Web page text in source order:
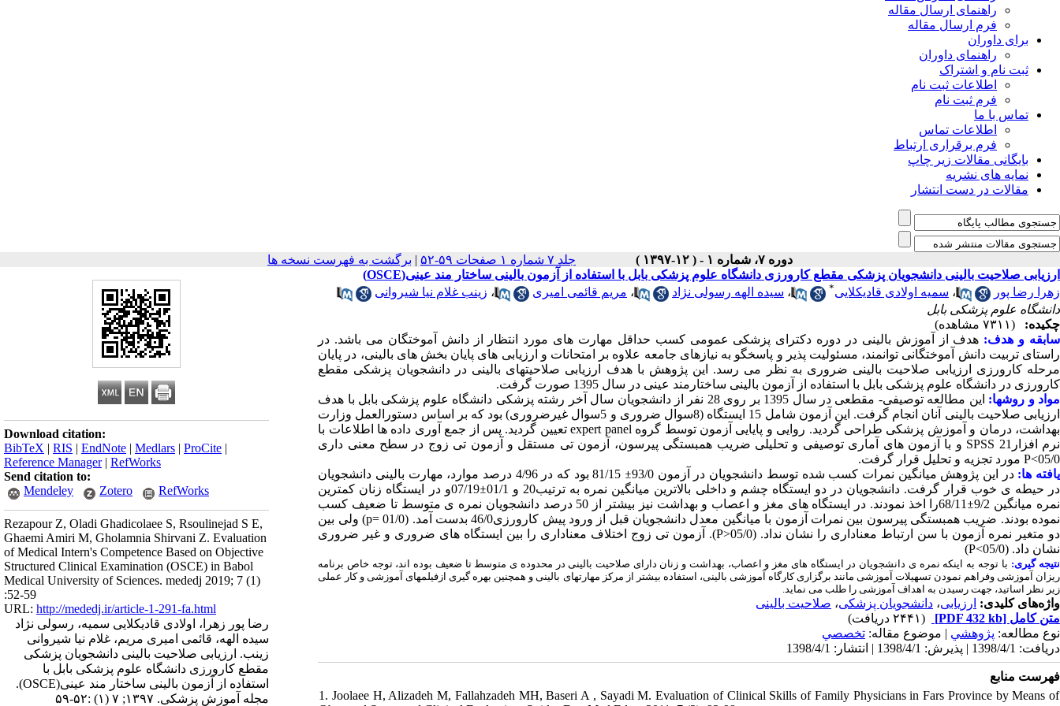
راهنمای ارسال مقاله
فرم ارسال مقاله
برای داوران
راهنمای داوران
ثبت نام و اشتراک
اطلاعات ثبت نام
فرم ثبت نام
تماس با ما
اطلاعات تماس
فرم برقراری ارتباط
بایگانی مقالات زیر چاپ
نمایه های نشریه
مقالات در دست انتشار
دوره ۷، شماره ۱ - ( ۱۲-۱۳۹۷ ) جلد ۷ شماره ۱ صفحات ۵۹-۵۲ | برگشت به فهرست نسخه ها
Download citation:
BibTeX | RIS | EndNote | Medlars | ProCite |
Reference Manager| RefWorks
Send citation to:
Mendeley
Zotero RefWorks
Rezapour Z, Oladi Ghadicolaee S, Rsoulinejad S E,
Ghaemi Amiri M, Gholamnia Shirvani Z. Evaluation
of Medical Intern's Competence Based on Objective
Structured Clinical Examination (OSCE) in Babol
Medical University of Sciences. mededj 2019; 7 (1)
:52-59
URL: http://mededj.ir/article-1-291-fa.html
رضا پور زهرا، اولادی قادیکلایی سمیه، رسولی نژاد
سیده الهه، قائمی امیری مریم، غلام نیا شیروانی
زینب. ارزیابی صلاحیت بالینی دانشجویان پزشکی
مقطع کارورزی دانشگاه علوم پزشکی بابل با
استفاده از آزمون بالینی ساختار مند عینی(OSCE).
مجله آموزش پزشکی. ۱۳۹۷; ۷ (۱) :۵۲-۵۹
ارزیابی صلاحیت بالینی دانشجویان پزشکی مقطع کارورزی دانشگاه علوم پزشکی بابل با استفاده از آزمون بالینی ساختار مند عینی(OSCE)
زهرا رضا پور
، سمیه اولادی قادیکلایی* ، سیده الهه رسولی نژاد ، مریم قائمی امیری ، زینب غلام نیا شیروانی
دانشگاه علوم پزشکی بابل
چکیده:
(۷۳۱۱ مشاهده)
سابقه و هدف: هدف از آموزش بالینی در دوره دکترای پزشکی عمومی کسب حداقل مهارت های مورد انتظار از دانش آموختگان می باشد. در
راستای تربیت دانش آموختگانی توانمند، مسئولیت پذیر و پاسخگو به نیازهای جامعه علاوه بر امتحانات و ارزیابی های پایان بخش های بالینی، در پایان
مرحله کارورزی ارزیابی صلاحیت بالینی ضروری به نظر می رسد. این پژوهش با هدف ارزیابی صلاحیتهای بالینی در دانشجویان پزشکی مقطع
کارورزی در دانشگاه علوم پزشکی بابل با استفاده از آزمون بالینی ساختارمند عینی در سال 1395 صورت گرفت.
مواد و روشها:
این مطالعه توصیفی- مقطعی در سال 1395 بر روی 28 نفر از دانشجویان سال آخر رشته پزشکی دانشگاه علوم پزشکی بابل با هدف
ارزیابی صلاحیت بالینی آنان انجام گرفت. این آزمون شامل 15 ایستگاه (8سوال ضروری و 5سوال غیرضروری) بود که بر اساس دستورالعمل وزارت
بهداشت، درمان و آموزش پزشکی طراحی گردید. روایی و پایایی آزمون توسط گروه expert panelتعیین گردید. پس از جمع آوری داده ها اطلاعات با
نرم افزار21
SPSS و با آزمون های آماری توصیفی و تحلیلی ضریب همبستگی پیرسون، آزمون تی مستقل و آزمون تی زوج در سطح معنی داری
05/0>
P مورد تجزیه و تحلیل قرار گرفت.
یافته ها: در این پژوهش میانگین نمرات کسب شده توسط دانشجویان در آزمون 93/0 ±
81/15 بود که در 4/96 درصد موارد، مهارت بالینی دانشجویان
در حیطه ی خوب قرار گرفت. دانشجویان در دو ایستگاه چشم و داخلی بالاترین میانگین نمره به ترتیب20 و 01/1
±
07/19و در ایستگاه زنان کمترین
نمره میانگین 9/2
±
68/11را اخذ نمودند. در ایستگاه های مغز و اعصاب و بهداشت نیز بیشتر از 50 درصد دانشجویان نمره ی متوسط تا ضعیف کسب
نموده بودند. ضریب همبستگی پیرسون بین نمرات آزمون با میانگین معدل دانشجویان قبل از ورود پیش کارورزی46/0 بدست آمد. (01/0
p=) ولی بین
دو متغیر نمره آزمون با سن ارتباط معناداری را نشان نداد. (05/0<
P). آزمون تی زوج اختلاف معناداری را بین ایستگاه های ضروری و غیر ضروری
نشان داد. (05/0>
P
)
نتیجه گیری: با توجه به اینکه نمره ی دانشجویان در ایستگاه های مغز و اعصاب، بهداشت و زنان دارای صلاحیت بالینی در محدوده ی متوسط تا ضعیف بوده اند، توجه خاص برنامه
ریزان آموزشی وفراهم نمودن تسهیلات آموزشی مانند برگزاری کارگاه آموزشی بالینی، استفاده بیشتر از مرکز مهارتهای بالینی و همچنین بهره گیری ازفیلمهای آموزشی و کار عملی
زیر نظر اساتید، جهت رسیدن به اهداف آموزشی را طلب می نماید
واژه‌های کلیدی: ارزیابی، دانشجویان پزشکی، صلاحیت بالینی
متن کامل [PDF 432 kb]
(۲۴۴۱ دریافت)
نوع مطالعه: پژوهشي | موضوع مقاله: تخصصي
دریافت: 1398/4/1 | پذیرش: 1398/4/1 | انتشار: 1398/4/1
فهرست منابع
1. Joolaee H, Alizadeh M, Fallahzadeh MH, Baseri A , Sayadi M. Evaluation of Clinical Skills of Family Physicians in Fars Province by Means of